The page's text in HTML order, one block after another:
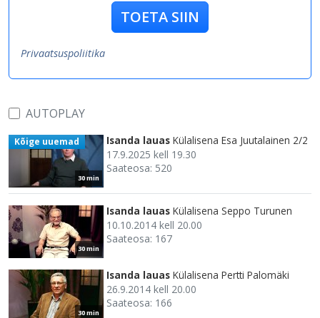
TOETA SIIN
Privaatsuspoliitika
AUTOPLAY
30 min
Kõige uuemad Isanda lauas Külalisena Esa Juutalainen 2/2
17.9.2025 kell 19.30
Saateosa: 520
30 min
Isanda lauas Külalisena Seppo Turunen
10.10.2014 kell 20.00
Saateosa: 167
30 min
Isanda lauas Külalisena Pertti Palomäki
26.9.2014 kell 20.00
Saateosa: 166